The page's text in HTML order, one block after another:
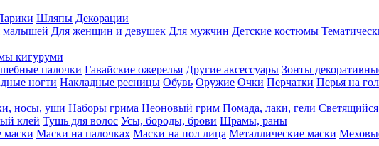
Шляпы Декорации
малышей Для женщин и девушек Для мужчин Детские костюмы
кигуруми
палочки Гавайские ожерелья Другие аксессуары Зонты
ногти Накладные ресницы Обувь Оружие Очки Перчатки Перья на
носы, уши Наборы грима Неоновый грим Помада, лаки, гели
клей Тушь для волос Усы, бороды, брови Шрамы, раны
маски Маски на палочках Маски на пол лица Металлические маски